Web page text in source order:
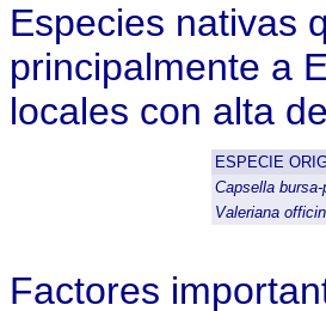
Especies nativas
principalmente a
locales con alta
ESPECIE
Capsella
Valeriana
Factores